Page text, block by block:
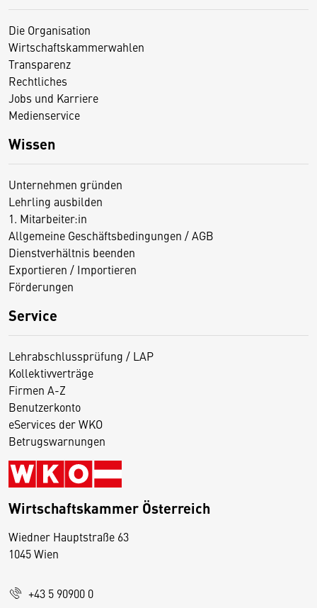
Die Organisation
Wirtschaftskammerwahlen
Transparenz
Rechtliches
Jobs und Karriere
Medienservice
Wissen
Unternehmen gründen
Lehrling ausbilden
1. Mitarbeiter:in
Allgemeine Geschäftsbedingungen / AGB
Dienstverhältnis beenden
Exportieren / Importieren
Förderungen
Service
Lehrabschlussprüfung / LAP
Kollektivverträge
Firmen A-Z
Benutzerkonto
eServices der WKO
Betrugswarnungen
Wirtschaftskammer Österreich
Wiedner Hauptstraße 63
1045 Wien
+43 5 90900 0
D
s